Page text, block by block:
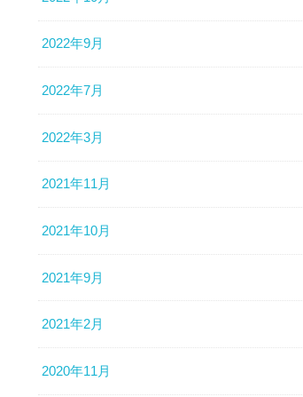
2022年9月
2022年7月
2022年3月
2021年11月
2021年10月
2021年9月
2021年2月
2020年11月